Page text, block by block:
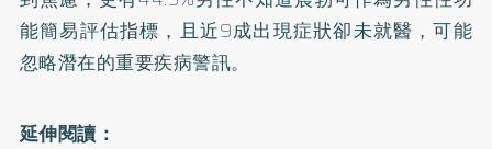
能簡易評估指標，且近9成出現症狀卻未就醫，可能
忽略潛在的重要疾病警訊。
延伸閱讀：